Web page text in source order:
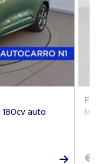
180cv auto
€